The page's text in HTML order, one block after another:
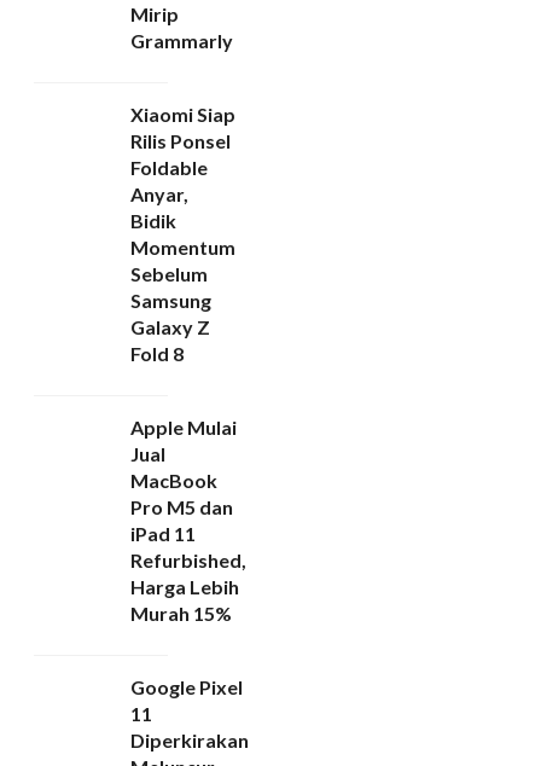
Mirip
Grammarly
Xiaomi Siap
Rilis Ponsel
Foldable
Anyar,
Bidik
Momentum
Sebelum
Samsung
Galaxy Z
Fold 8
Apple Mulai
Jual
MacBook
Pro M5 dan
iPad 11
Refurbished,
Harga Lebih
Murah 15%
Google Pixel
11
Diperkirakan